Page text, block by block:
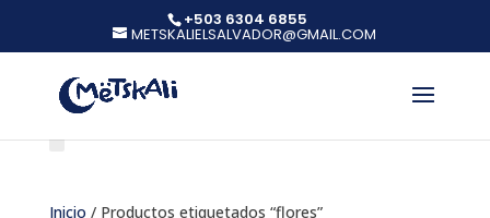
+503 6304 6855
METSKALIELSALVADOR@GMAIL.COM
Inicio / Productos etiquetados “flores”